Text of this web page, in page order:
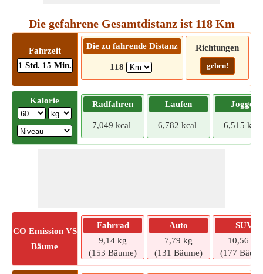
Die gefahrene Gesamtdistanz ist 118 Km
Fahrzeit
1 Std. 15 Min.
Die zu fahrende Distanz
118
Richtungen
gehen!
Kalorie Radfahren
7,049 kcal
Laufen
6,782 kcal
Joggen
6,515 kcal
CO Emission VS
Bäume
Fahrrad
9,14 kg
(153 Bäume)
Auto
7,79 kg
(131 Bäume)
SUV
10,56 kg
(177